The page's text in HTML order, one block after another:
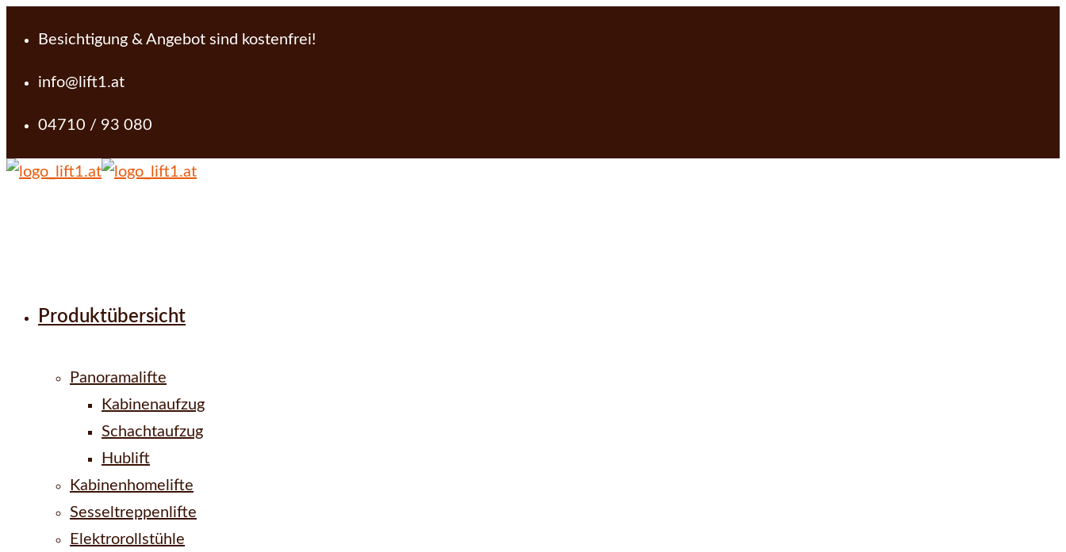
Besichtigung & Angebot sind kostenfrei!
info@lift1.at
04710 / 93 080
Produktübersicht
Panoramalifte
Kabinenaufzug
Schachtaufzug
Hublift
Kabinenhomelifte
Sesseltreppenlifte
Elektrorollstühle